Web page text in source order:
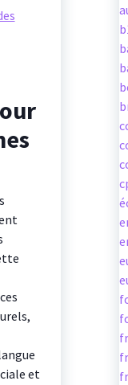
et
fr